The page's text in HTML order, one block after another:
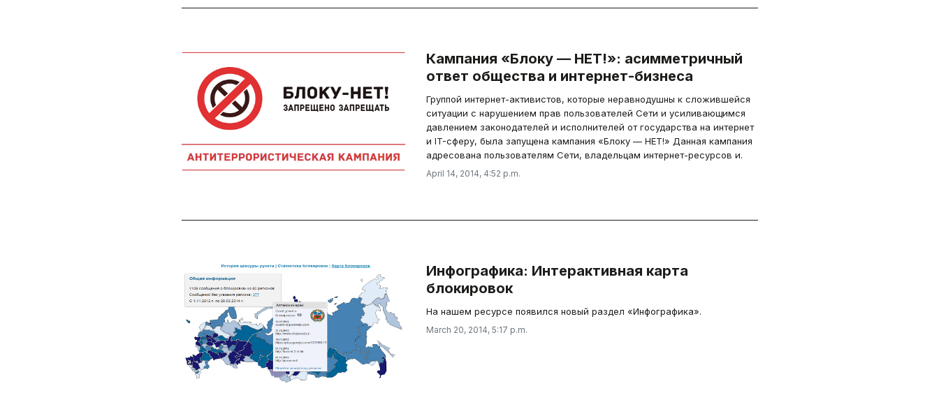
Кампания «Блоку — НЕТ!»: асимметричный
ответ общества и интернет-бизнеса
Группой интернет-активистов, которые неравнодушны к сложившейся
ситуации с нарушением прав пользователей Сети и усиливающимся
давлением законодателей и исполнителей от государства на интернет
и IT-сферу, была запущена кампания «Блоку — НЕТ!» Данная кампания
адресована пользователям Сети, владельцам интернет-ресурсов и.
April 14, 2014, 4:52 p.m.
Инфографика: Интерактивная карта
блокировок
На нашем ресурсе появился новый раздел «Инфографика».
March 20, 2014, 5:17 p.m.